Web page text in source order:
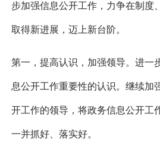
步加强信息公开工作，力争在制度
取得新进展，迈上新台阶。
第一，提高认识，加强领导。 进一
息公开工作重要性的认识。继续加
开工作的领导，将政务信息公开工
一并抓好、落实好。